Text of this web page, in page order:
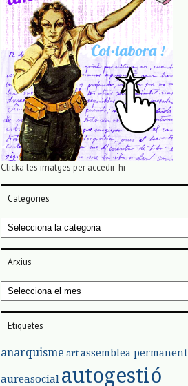
Clicka les imatges per accedir-hi
Categories
Categories
Arxius
Arxius
Etiquetes
anarquisme art assemblea permanent
aureasocial autogestió